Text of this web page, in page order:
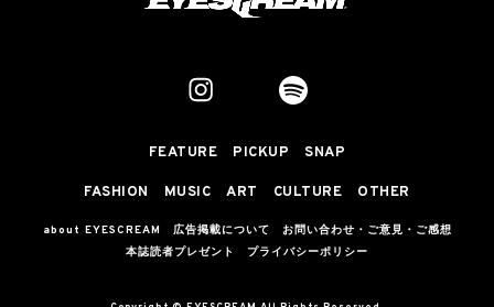
FEATURE PICKUP SNAP
FASHION MUSIC ART CULTURE OTHER
about EYESCREAM 広告掲載について
お問い合わせ・ご意見・ご感想
本誌読者プレゼント
プライバシーポリシー